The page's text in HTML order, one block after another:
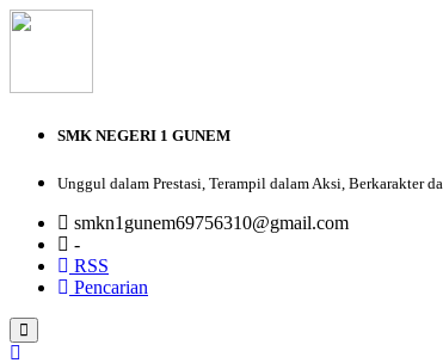
SMK NEGERI 1 GUNEM
Unggul dalam Prestasi, Terampil dalam Aksi, Berkarakter
smkn1gunem69756310@gmail.com
-
RSS
Pencarian